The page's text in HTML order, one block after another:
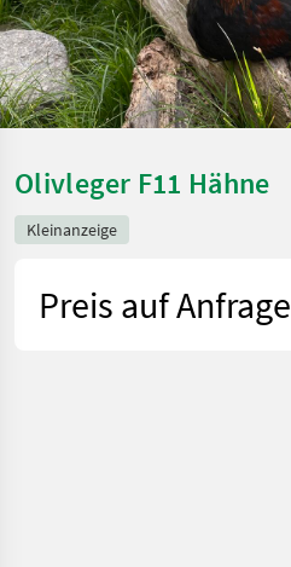
Olivleger F11 Hähne
Kleinanzeige
Preis auf Anfrage